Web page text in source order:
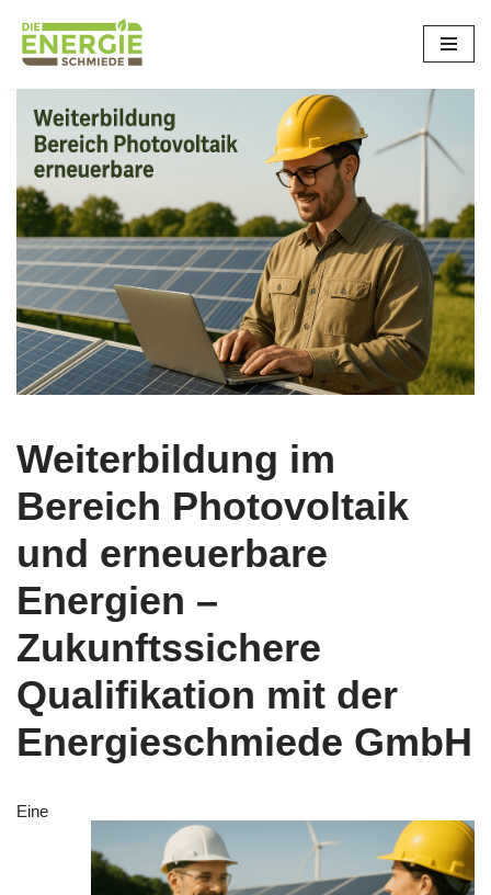
Zum
Inhalt
springen
Weiterbildung im
Bereich Photovoltaik
und erneuerbare
Energien –
Zukunftssichere
Qualifikation mit der
Energieschmiede GmbH
Eine